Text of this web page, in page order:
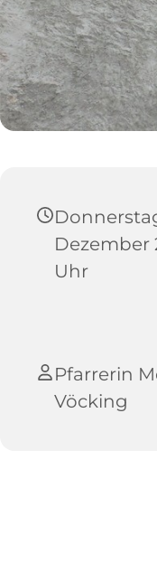
Dezember
Uhr
Pfarrerin
Vöcking